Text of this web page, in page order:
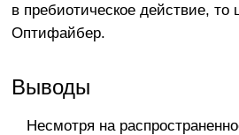
в пребиотическое действие, то
Оптифайбер.
Выводы
Несмотря на